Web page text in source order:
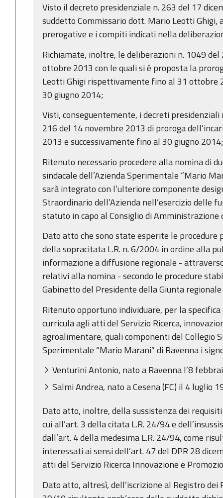
Visto il decreto presidenziale n. 263 del 17
suddetto Commissario dott. Mario Leotti
prerogative e i compiti indicati nella
Richiamate, inoltre, le deliberazioni n. 1049
ottobre 2013 con le quali si è proposta la
Leotti Ghigi rispettivamente fino al 31 ottobre
30 giugno 2014;
Visti, conseguentemente, i decreti
216 del 14 novembre 2013 di proroga
2013 e successivamente fino al 30 giugno 2014;
Ritenuto necessario procedere alla nomina di
sindacale dell’Azienda Sperimentale “Mario
sarà integrato con l’ulteriore componente
Straordinario dell’Azienda nell’esercizio delle
statuto in capo al Consiglio di Amministrazione
Dato atto che sono state esperite le procedure
della sopracitata L.R. n. 6/2004 in ordine alla
informazione a diffusione regionale -
relativi alla nomina - secondo le procedure
Gabinetto del Presidente della Giunta
Ritenuto opportuno individuare, per la
curricula agli atti del Servizio Ricerca,
agroalimentare, quali componenti del Collegio
Sperimentale “Mario Marani” di Ravenna i
Venturini Antonio, nato a Ravenna l’8
Salmi Andrea, nato a Cesena (FC) il 4 luglio
Dato atto, inoltre, della sussistenza dei
cui all’art. 3 della citata L.R. 24/94 e
dall’art. 4 della medesima L.R. 24/94, come
interessati ai sensi dell’art. 47 del DPR 28
atti del Servizio Ricerca Innovazione e
Dato atto, altresì, dell’iscrizione al Registro dei